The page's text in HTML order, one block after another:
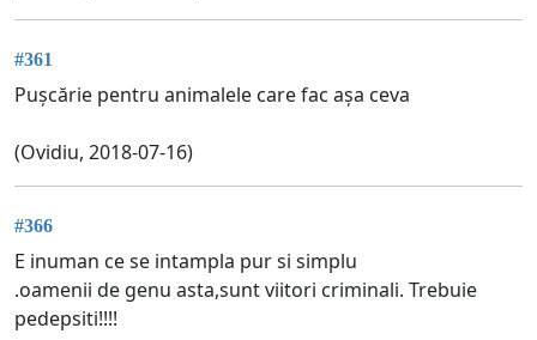
#361
Pușcărie pentru animalele care fac așa ceva
(Ovidiu, 2018-07-16)
#366
E inuman ce se intampla pur si simplu
.oamenii de genu asta,sunt viitori criminali. Trebuie
pedepsiti!!!!